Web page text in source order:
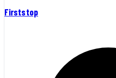
Firststop